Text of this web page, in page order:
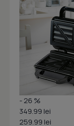
- 26 %
349.99 lei
259.99 lei